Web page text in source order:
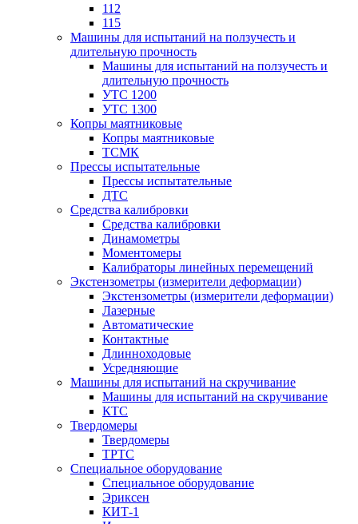
112
115
Машины для испытаний на ползучесть и
длительную прочность
Машины для испытаний на ползучесть и
длительную прочность
УТС 1200
УТС 1300
Копры маятниковые
Копры маятниковые
ТСМК
Прессы испытательные
Прессы испытательные
ДТС
Средства калибровки
Средства калибровки
Динамометры
Моментомеры
Калибраторы линейных перемещений
Экстензометры (измерители деформации)
Экстензометры (измерители деформации)
Лазерные
Автоматические
Контактные
Длинноходовые
Усредняющие
Машины для испытаний на скручивание
Машины для испытаний на скручивание
КТС
Твердомеры
Твердомеры
ТРТС
Специальное оборудование
Специальное оборудование
Эриксен
КИТ-1